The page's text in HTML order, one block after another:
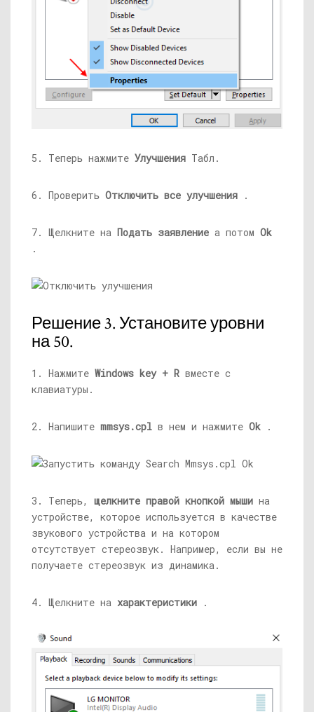
5. Теперь нажмите Улучшения Табл.
6. Проверить Отключить все улучшения .
7. Щелкните на Подать заявление а потом Ok
.
Решение 3. Установите уровни
на 50.
1. Нажмите Windows key + R вместе с
клавиатуры.
2. Напишите mmsys.cpl в нем и нажмите Ok .
3. Теперь, щелкните правой кнопкой мыши на
устройстве, которое используется в качестве
звукового устройства и на котором
отсутствует стереозвук. Например, если вы не
получаете стереозвук из динамика.
4. Щелкните на характеристики .